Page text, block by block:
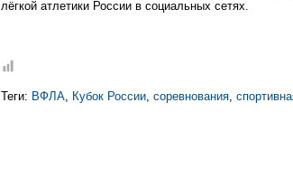
лёгкой атлетики России в социальных сетях.
Теги: ВФЛА, Кубок России, соревнования,